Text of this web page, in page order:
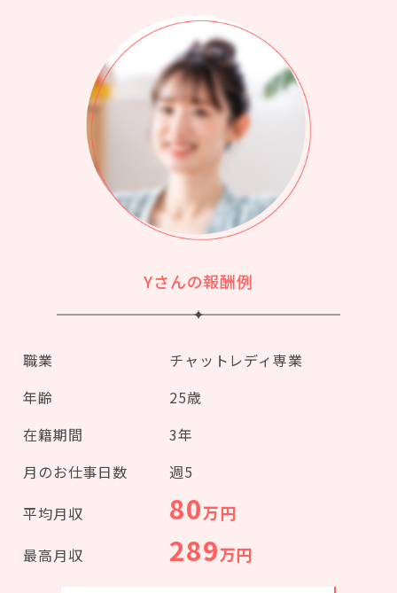
Yさんの報酬例
職業
チャットレディ専業
年齢
25歳
在籍期間
3年
月のお仕事日数
週5
平均月収
80万円
最高月収 289万円